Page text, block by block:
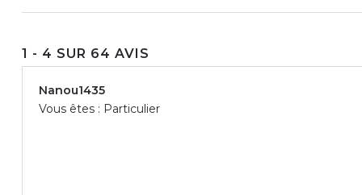
1 - 4 SUR 64 AVIS
Nanou1435
Vous êtes : Particulier